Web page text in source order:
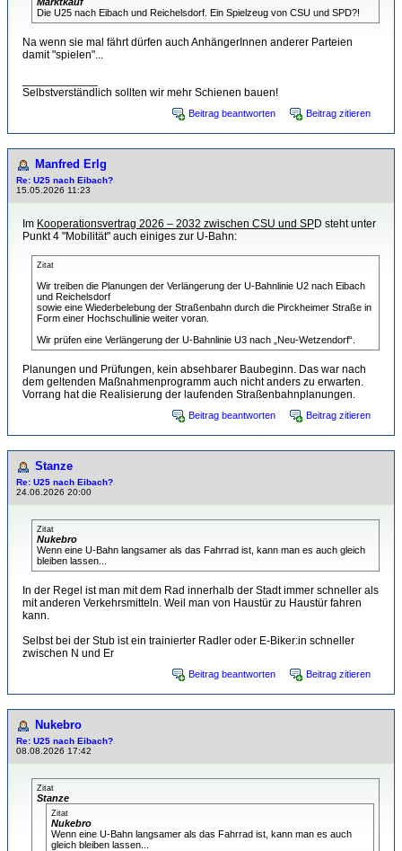
Die U25 nach Eibach und Reichelsdorf. Ein Spielzeug von CSU und SPD?!
Na wenn sie mal fährt dürfen auch AnhängerInnen anderer Parteien
damit "spielen"...
Selbstverständlich sollten wir mehr Schienen bauen!
Beitrag beantworten Beitrag zitieren
Manfred Erlg
Re: U25 nach Eibach?
15.05.2026 11:23
Im Kooperationsvertrag 2026 – 2032 zwischen CSU und SPD steht unter
Punkt 4 "Mobilität" auch einiges zur U-Bahn:
Zitat
Wir treiben die Planungen der Verlängerung der U-Bahnlinie U2 nach Eibach
und Reichelsdorf
sowie eine Wiederbelebung der Straßenbahn durch die Pirckheimer Straße in
Form einer Hochschullinie weiter voran.
Wir prüfen eine Verlängerung der U-Bahnlinie U3 nach „Neu-Wetzendorf“.
Planungen und Prüfungen, kein absehbarer Baubeginn. Das war nach
dem geltenden Maßnahmenprogramm auch nicht anders zu erwarten.
Vorrang hat die Realisierung der laufenden Straßenbahnplanungen.
Beitrag beantworten Beitrag zitieren
Stanze
Re: U25 nach Eibach?
24.06.2026 20:00
Zitat
Nukebro
Wenn eine U-Bahn langsamer als das Fahrrad ist, kann man es auch gleich
bleiben lassen...
In der Regel ist man mit dem Rad innerhalb der Stadt immer schneller als
mit anderen Verkehrsmitteln. Weil man von Haustür zu Haustür fahren
kann.
Selbst bei der Stub ist ein trainierter Radler oder E-Biker:in schneller
zwischen N und Er
Beitrag beantworten Beitrag zitieren
Nukebro
Re: U25 nach Eibach?
08.08.2026 17:42
Zitat
Stanze
Zitat
Nukebro
Wenn eine U-Bahn langsamer als das Fahrrad ist, kann man es auch
gleich bleiben lassen...